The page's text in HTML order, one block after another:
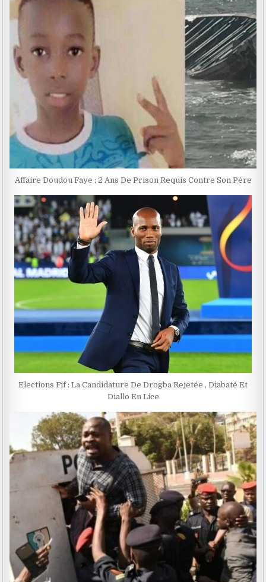
Affaire Doudou Faye : 2 Ans De Prison Requis Contre Son Père
Elections Fif : La Candidature De Drogba Rejetée , Diabaté Et
Diallo En Lice